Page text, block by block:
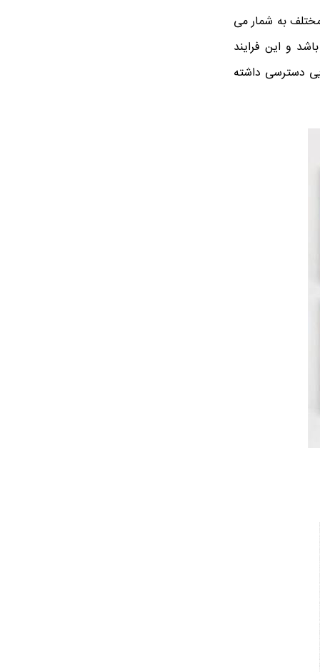
به شمار می
و این فرایند
دسترسی داشته